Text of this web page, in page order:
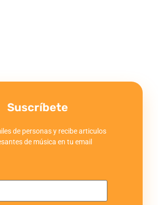
Suscríbete
de personas y recibe articulos
de música en tu email